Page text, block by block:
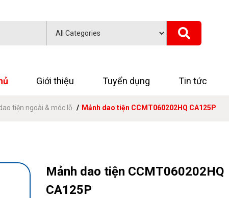
Giới thiệu Tuyển dụng Tin tức
tiện ngoài & móc lỗ Mảnh dao tiện CCMT060202HQ CA125P
Mảnh dao tiện CCMT060202HQ
CA125P